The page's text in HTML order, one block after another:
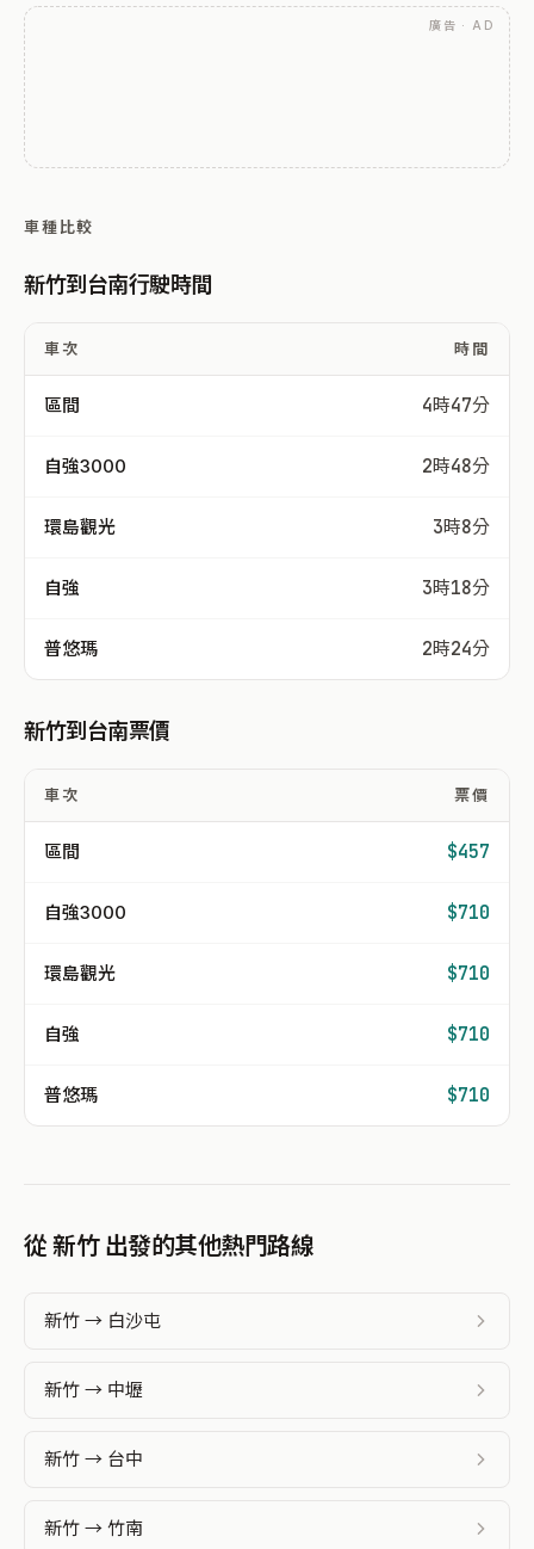
廣告 · AD
車種比較
新竹到台南行駛時間
車次 時間
區間 4時47分
自強3000 2時48分
環島觀光 3時8分
自強 3時18分
普悠瑪 2時24分
新竹到台南票價
車次 票價
區間 $457
自強3000 $710
環島觀光 $710
自強 $710
普悠瑪 $710
從 新竹 出發的其他熱門路線
新竹 → 白沙屯
新竹 → 中壢
新竹 → 台中
新竹 → 竹南